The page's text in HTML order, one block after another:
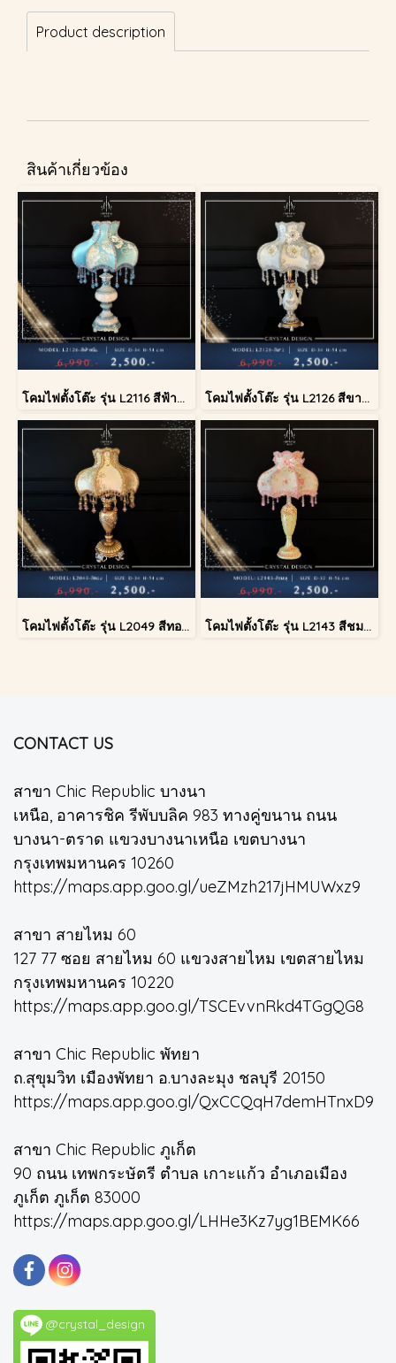
Product description
สินค้าเกี่ยวข้อง
โคมไฟตั้งโต๊ะ รุ่น L2116 สีฟ้าครีม (ตั้งโต๊ะ) โคมไฟตั้งโต๊ะ รุ่น L2126 สีขาว (ตั้งโต๊ะ)
โคมไฟตั้งโต๊ะ รุ่น L2049 สีทอง (ตั้งโต๊ะ) โคมไฟตั้งโต๊ะ รุ่น L2143 สีชมพู (ตั้งโต๊ะ)
CONTACT US
สาขา Chic Republic บางนา
เหนือ, อาคารชิค รีพับบลิค 983 ทางคู่ขนาน ถนน
บางนา-ตราด แขวงบางนาเหนือ เขตบางนา
กรุงเทพมหานคร 10260
https://maps.app.goo.gl/ueZMzh217jHMUWxz9
สาขา สายไหม 60
127 77 ซอย สายไหม 60 แขวงสายไหม เขตสายไหม
กรุงเทพมหานคร 10220
https://maps.app.goo.gl/TSCEvvnRkd4TGgQG8
สาขา Chic Republic พัทยา
ถ.สุขุมวิท เมืองพัทยา อ.บางละมุง ชลบุรี 20150
https://maps.app.goo.gl/QxCCQqH7demHTnxD9
สาขา Chic Republic ภูเก็ต
90 ถนน เทพกระษัตรี ตำบล เกาะแก้ว อำเภอเมือง
ภูเก็ต ภูเก็ต 83000
https://maps.app.goo.gl/LHHe3Kz7yg1BEMK66
@crystal_design